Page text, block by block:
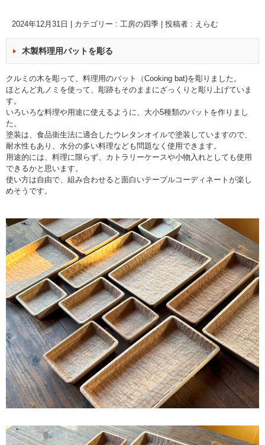
2024年12月31日 カテゴリー : 工房の四季 投稿者 : えらむ
木製料理用バットを彫る
クルミの木を彫って、料理用のバット（Cooking bat)を彫りました。
ほとんど丸ノミを使って、彫跡もそのままにざっくりと彫り上げていま
す。
いろいろな料理や用途に使えるように、大小5種類のバットを作りまし
た。
塗装は、食品衛生法に適合したウレタンオイルで塗装していますので、
耐水性もあり、水分の多い料理なども問題なく使用できます。
用途的には、料理に限らず、カトラリーケースや小物入れとしても使用
できるかと思います。
使い方は自由で、組み合わせると面白いテーブルコーディネートが楽し
めそうです。